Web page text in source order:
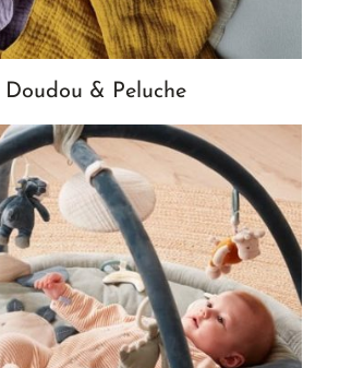
Doudou & Peluche